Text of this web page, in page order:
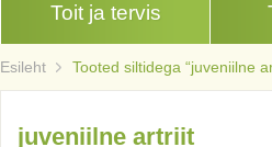
Toit ja tervis
Esileht Tooted siltidega “juveniilne
juveniilne artriit